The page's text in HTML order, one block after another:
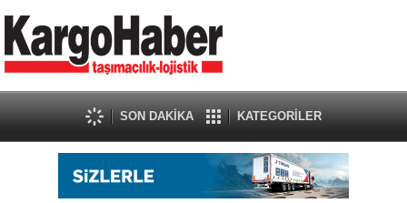
SON DAKİKA KATEGORİLER